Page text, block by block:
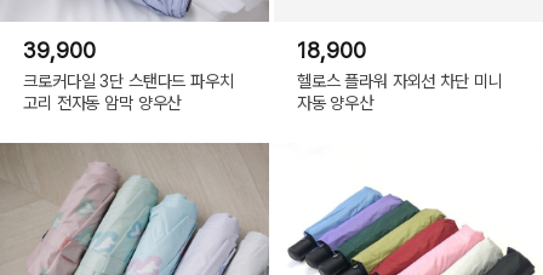
39,900
크로커다일 3단 스탠다드 파우치
고리 전자동 암막 양우산
18,900
헬로스 플라워 자외선 차단 미니
자동 양우산